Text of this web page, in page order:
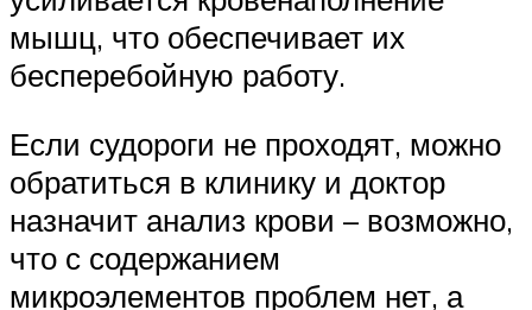
мышц, что обеспечивает их
бесперебойную работу.
Если судороги не проходят, можно
обратиться в клинику и доктор
назначит анализ крови – возможно,
что с содержанием
микроэлементов проблем нет, а